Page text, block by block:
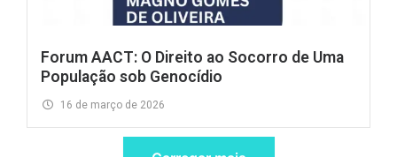
Forum AACT: O Direito ao Socorro de Uma
População sob Genocídio
16 de março de 2026